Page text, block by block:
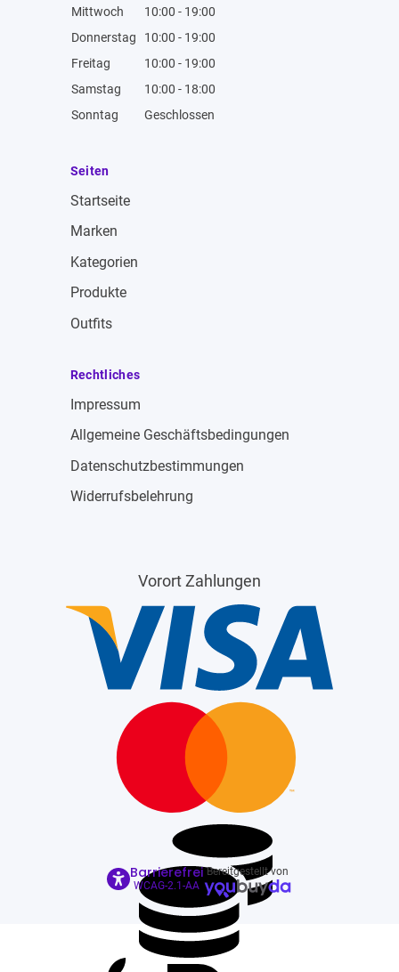
Mittwoch
10:00 - 19:00
Donnerstag
10:00 - 19:00
Freitag
10:00 - 19:00
Samstag
10:00 - 18:00
Sonntag
Geschlossen
Seiten
Startseite
Marken
Kategorien
Produkte
Outfits
Rechtliches
Impressum
Allgemeine Geschäftsbedingungen
Datenschutzbestimmungen
Widerrufsbelehrung
Vorort Zahlungen
Barrierefrei
WCAG-2.1-AA
Bereitgestellt von